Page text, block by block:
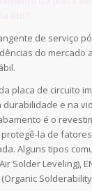
de serviço
do mercado
placa de circuito
e na
é o
la de
Alguns tipos
Solder Leveling),